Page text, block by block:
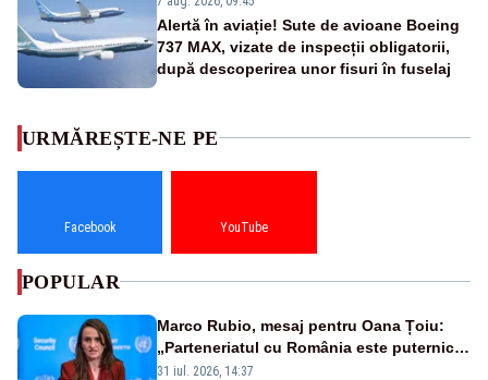
Alertă în aviație! Sute de avioane Boeing
737 MAX, vizate de inspecții obligatorii,
după descoperirea unor fisuri în fuselaj
URMĂREȘTE-NE PE
Facebook YouTube
POPULAR
Marco Rubio, mesaj pentru Oana Țoiu:
„Parteneriatul cu România este puternic
și prețuit”
31 iul. 2026, 14:37